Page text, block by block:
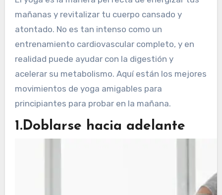
mañanas y revitalizar tu cuerpo cansado y
atontado. No es tan intenso como un
entrenamiento cardiovascular completo, y en
realidad puede ayudar con la digestión y
acelerar su metabolismo. Aquí están los mejores
movimientos de yoga amigables para
principiantes para probar en la mañana.
1.Doblarse hacia adelante